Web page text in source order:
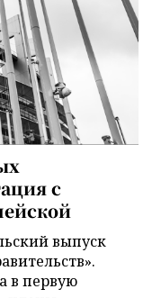
с
выпуск
в первую